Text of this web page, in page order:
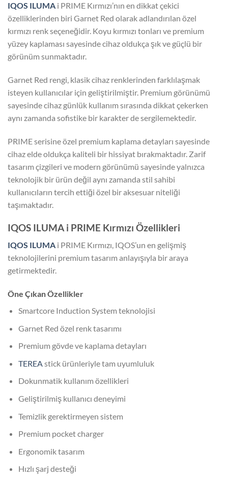
IQOS ILUMA i PRIME Kırmızı’nın en dikkat çekici
özelliklerinden biri Garnet Red olarak adlandırılan özel
kırmızı renk seçeneğidir. Koyu kırmızı tonları ve premium
yüzey kaplaması sayesinde cihaz oldukça şık ve güçlü bir
görünüm sunmaktadır.
Garnet Red rengi, klasik cihaz renklerinden farklılaşmak
isteyen kullanıcılar için geliştirilmiştir. Premium görünümü
sayesinde cihaz günlük kullanım sırasında dikkat çekerken
aynı zamanda sofistike bir karakter de sergilemektedir.
PRIME serisine özel premium kaplama detayları sayesinde
cihaz elde oldukça kaliteli bir hissiyat bırakmaktadır. Zarif
tasarım çizgileri ve modern görünümü sayesinde yalnızca
teknolojik bir ürün değil aynı zamanda stil sahibi
kullanıcıların tercih ettiği özel bir aksesuar niteliği
taşımaktadır.
IQOS ILUMA i PRIME Kırmızı Özellikleri
IQOS ILUMA i PRIME Kırmızı, IQOS’un en gelişmiş
teknolojilerini premium tasarım anlayışıyla bir araya
getirmektedir.
Öne Çıkan Özellikler
Smartcore Induction System teknolojisi
Garnet Red özel renk tasarımı
Premium gövde ve kaplama detayları
TEREAstick ürünleriyle tam uyumluluk
Dokunmatik kullanım özellikleri
Geliştirilmiş kullanıcı deneyimi
Temizlik gerektirmeyen sistem
Premium pocket charger
Ergonomik tasarım
Hızlı şarj desteği